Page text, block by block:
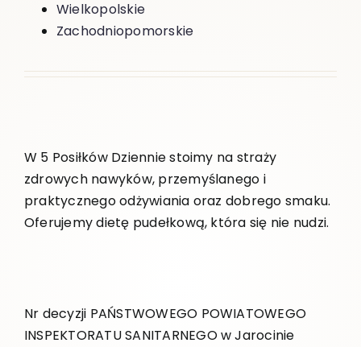
Wielkopolskie
Zachodniopomorskie
W 5 Posiłków Dziennie stoimy na straży
zdrowych nawyków, przemyślanego i
praktycznego odżywiania oraz dobrego smaku.
Oferujemy dietę pudełkową, która się nie nudzi.
Nr decyzji PAŃSTWOWEGO POWIATOWEGO
INSPEKTORATU SANITARNEGO w Jarocinie